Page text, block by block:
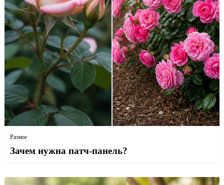
Разное
Зачем нужна патч-панель?